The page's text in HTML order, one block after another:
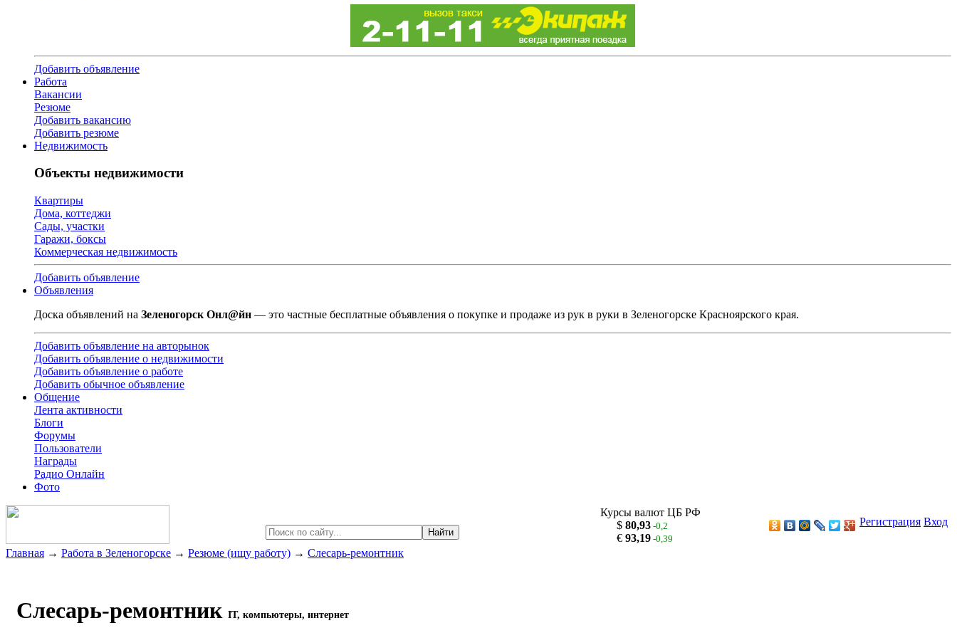
Добавить объявление
Работа
Вакансии
Резюме
Добавить вакансию
Добавить резюме
Недвижимость
Объекты недвижимости
Квартиры
Дома, коттеджи
Сады, участки
Гаражи, боксы
Коммерческая недвижимость
Добавить объявление
Объявления
Доска объявлений на Зеленогорск Онл@йн — это частные бесплатные объявления о покупке и продаже из рук в руки в Зеленогорске Красноярского края.
Добавить объявление на авторынок
Добавить объявление о недвижимости
Добавить объявление о работе
Добавить обычное объявление
Общение
Лента активности
Блоги
Форумы
Пользователи
Награды
Радио Онлайн
Фото
Найти
Курсы валют ЦБ РФ
$ 80,93-0,2
€ 93,19-0,39
Регистрация Вход
Главная → Работа в Зеленогорске → Резюме (ищу работу) → Слесарь-ремонтник
Слесарь-ремонтник IT, компьютеры, интернет